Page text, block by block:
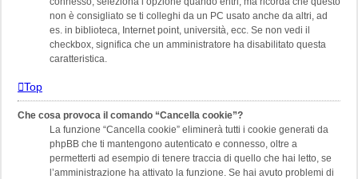
non è consigliato se ti colleghi da un PC usato anche da altri, ad
es. in biblioteca, Internet point, università, ecc. Se non vedi il
checkbox, significa che un amministratore ha disabilitato questa
caratteristica.
Top
Che cosa provoca il comando “Cancella cookie”?
La funzione “Cancella cookie” eliminerà tutti i cookie generati da
phpBB che ti mantengono autenticato e connesso, oltre a
permetterti ad esempio di tenere traccia di quello che hai letto, se
l’amministrazione ha attivato la funzione. Se hai avuto problemi di